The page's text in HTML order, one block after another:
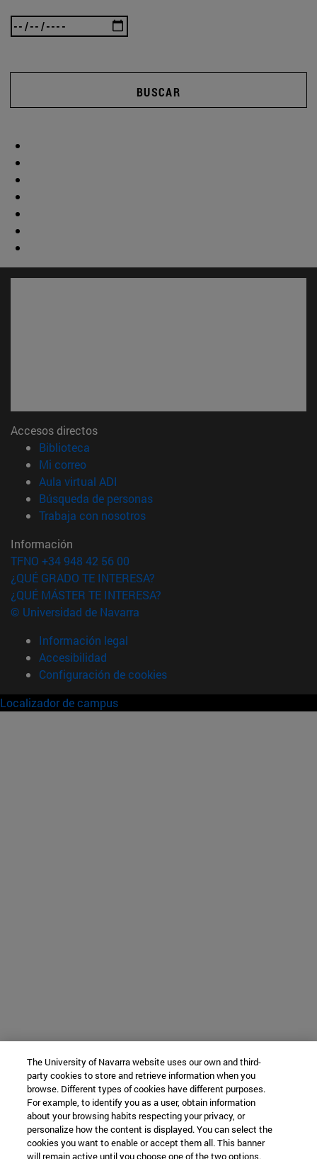
BUSCAR
Accesos directos
Biblioteca
Mi correo(abre en nueva ventana)
Aula virtual ADI
Búsqueda de personas(abre en nueva ventana)
Trabaja con nosotros(abre en nueva ventana)
Información
TFNO +34 948 42 56 00
¿QUÉ GRADO TE INTERESA?
¿QUÉ MÁSTER TE INTERESA?
© Universidad de Navarra
Información legal
Accesibilidad
Configuración de cookies
Localizador de campus
The University of Navarra website uses our own and third-
party cookies to store and retrieve information when you
browse. Different types of cookies have different purposes.
For example, to identify you as a user, obtain information
about your browsing habits respecting your privacy, or
personalize how the content is displayed. You can select the
cookies you want to enable or accept them all. This banner
will remain active until you choose one of the two options.